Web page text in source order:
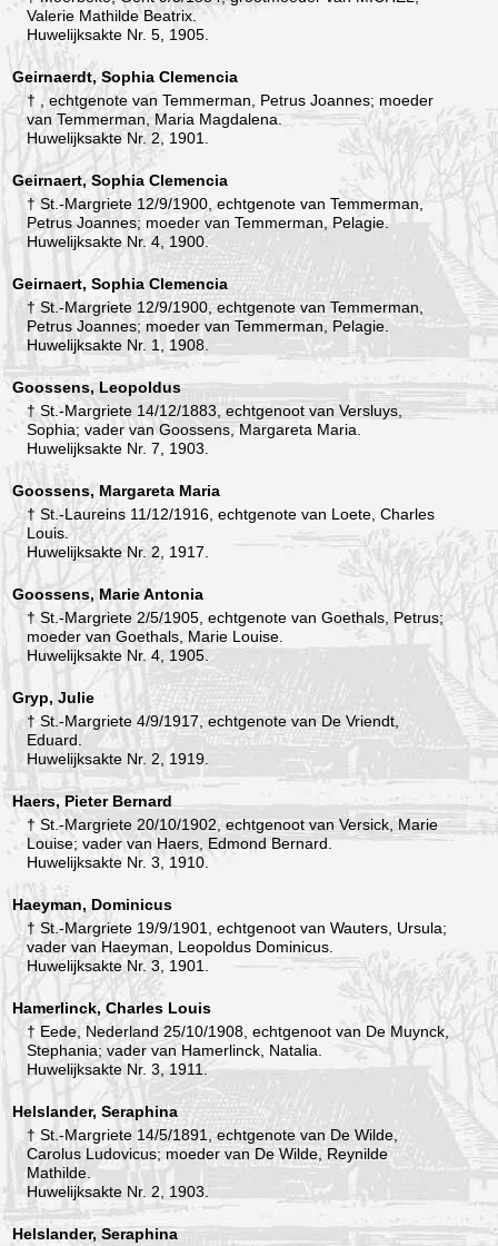
Valerie Mathilde Beatrix.
Huwelijksakte Nr. 5, 1905.
Geirnaerdt, Sophia Clemencia
† , echtgenote van Temmerman, Petrus Joannes; moeder
van Temmerman, Maria Magdalena.
Huwelijksakte Nr. 2, 1901.
Geirnaert, Sophia Clemencia
† St.-Margriete 12/9/1900, echtgenote van Temmerman,
Petrus Joannes; moeder van Temmerman, Pelagie.
Huwelijksakte Nr. 4, 1900.
Geirnaert, Sophia Clemencia
† St.-Margriete 12/9/1900, echtgenote van Temmerman,
Petrus Joannes; moeder van Temmerman, Pelagie.
Huwelijksakte Nr. 1, 1908.
Goossens, Leopoldus
† St.-Margriete 14/12/1883, echtgenoot van Versluys,
Sophia; vader van Goossens, Margareta Maria.
Huwelijksakte Nr. 7, 1903.
Goossens, Margareta Maria
† St.-Laureins 11/12/1916, echtgenote van Loete, Charles
Louis.
Huwelijksakte Nr. 2, 1917.
Goossens, Marie Antonia
† St.-Margriete 2/5/1905, echtgenote van Goethals, Petrus;
moeder van Goethals, Marie Louise.
Huwelijksakte Nr. 4, 1905.
Gryp, Julie
† St.-Margriete 4/9/1917, echtgenote van De Vriendt,
Eduard.
Huwelijksakte Nr. 2, 1919.
Haers, Pieter Bernard
† St.-Margriete 20/10/1902, echtgenoot van Versick, Marie
Louise; vader van Haers, Edmond Bernard.
Huwelijksakte Nr. 3, 1910.
Haeyman, Dominicus
† St.-Margriete 19/9/1901, echtgenoot van Wauters, Ursula;
vader van Haeyman, Leopoldus Dominicus.
Huwelijksakte Nr. 3, 1901.
Hamerlinck, Charles Louis
† Eede, Nederland 25/10/1908, echtgenoot van De Muynck,
Stephania; vader van Hamerlinck, Natalia.
Huwelijksakte Nr. 3, 1911.
Helslander, Seraphina
† St.-Margriete 14/5/1891, echtgenote van De Wilde,
Carolus Ludovicus; moeder van De Wilde, Reynilde
Mathilde.
Huwelijksakte Nr. 2, 1903.
Helslander, Seraphina